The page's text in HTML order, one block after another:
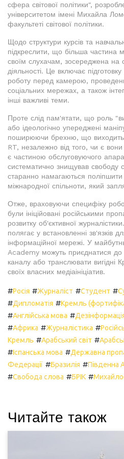
сфера світової політики",
університетом імені Михайла
факультеті світової політики.
Щодо структури курсів та
підкреслити, що більша частина
своїм слухачам, зосереджена на
діяльності. Це включає
роботу перед камерою,
соціальних мережах, а також
інші важливі теми.
Проте слід пам'ятати, що роль
або ідеологічно упереджені
поширюючи брехню, що виходить
RT, незалежно від того, чи є
є частиною обслуговуючого
систематично знищував свободу
старанно намагаються
міжнародної спільноти, який
Отже, враховуючи специфіку
були ініційовані російськими
розвитку об'єктивної
полягає у встановленні зв'язків
інформаційної мережі. У
Academy можуть приєднатися до
каналу або транслювати вигідні
своїх власних медіаініціатив.
#Росія #Журналіст #Студент #
#Дипломатія #Кремль
#Англійська мова #
#Африка #Журналістика #
Кремль #Арабський світ #
#Іспанська мова #Державна
Федерації #Бразилія #Південна
#Свобода слова #БРІК #
Читайте також